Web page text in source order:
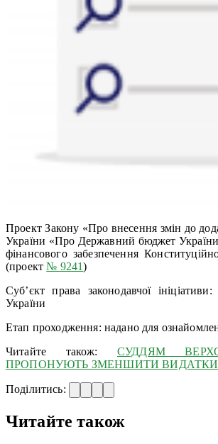
Проект Закону «Про внесення змін до
України «Про Державний бюджет
фінансового забезпечення
(проект№ 9241)
Суб’єкт права законодавчої ініціативи:
України
Етап проходження: надано для
Читайте також: СУДДЯМ
ПРОПОНУЮТЬ ЗМЕНШИТИ ВИДАТКИ
Поділитись:
Читайте також